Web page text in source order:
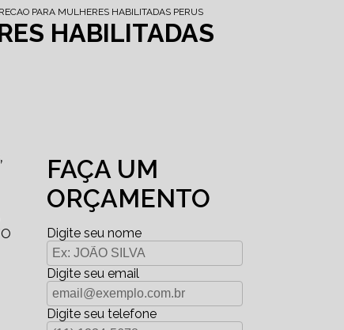
PARA MULHERES HABILITADAS PERUS
HABILITADAS
FAÇA UM
ORÇAMENTO
Digite seu nome
Digite seu email
Digite seu telefone